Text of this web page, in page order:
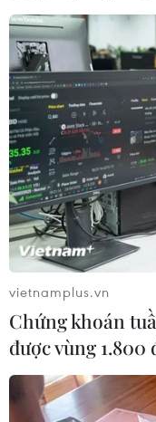
#trung cấp nghề
#sát hạch lái xe
vietnamplus.vn
Chứng khoán
được vùng 1.800